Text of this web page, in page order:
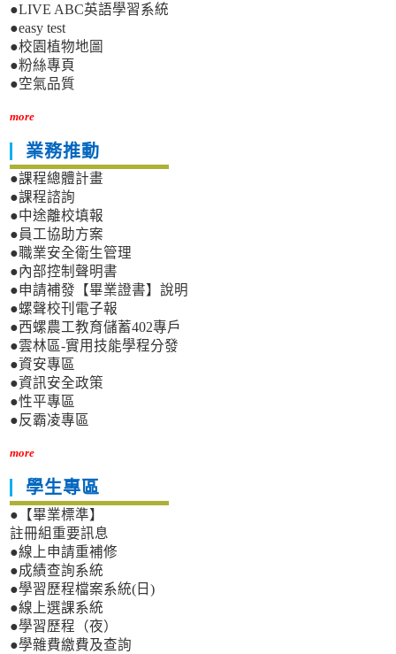
●LIVE ABC英語學習系統
●easy test
●校園植物地圖
●粉絲專頁
●空氣品質
more
業務推動
●課程總體計畫
●課程諮詢
●中途離校填報
●員工協助方案
●職業安全衛生管理
●內部控制聲明書
●申請補發【畢業證書】說明
●螺聲校刊電子報
●西螺農工教育儲蓄402專戶
●雲林區-實用技能學程分發
●資安專區
●資訊安全政策
●性平專區
●反霸凌專區
more
學生專區
●【畢業標準】
註冊組重要訊息
●線上申請重補修
●成績查詢系統
●學習歷程檔案系統(日)
●線上選課系統
●學習歷程（夜）
●學雜費繳費及查詢